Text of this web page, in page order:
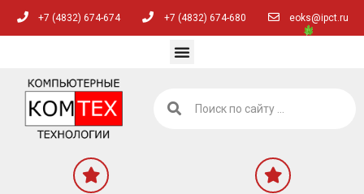
+7 (4832) 674-674 +7 (4832) 674-680 eoks@ipct.ru